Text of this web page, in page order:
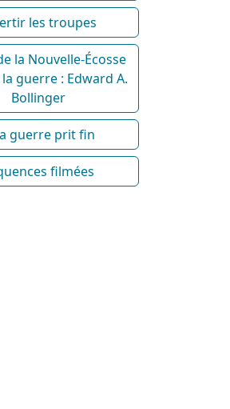
les troupes
la Nouvelle-Écosse
guerre : Edward A.
Bollinger
guerre prit fin
filmées